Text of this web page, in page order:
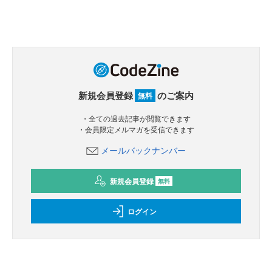
新規会員登録 無料 のご案内
・全ての過去記事が閲覧できます
・会員限定メルマガを受信できます
メールバックナンバー
新規会員登録 無料
ログイン